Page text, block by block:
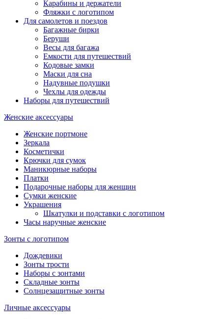
Карабины и держатели
Фляжки с логотипом
Для самолетов и поездов
Багажные бирки
Беруши
Весы для багажа
Емкости для путешествий
Кодовые замки
Маски для сна
Надувные подушки
Чехлы для одежды
Наборы для путешествий
Женские аксессуары
Женские портмоне
Зеркала
Косметички
Крючки для сумок
Маникюрные наборы
Платки
Подарочные наборы для женщин
Сумки женские
Украшения
Шкатулки и подставки с логотипом
Часы наручные женские
Зонты с логотипом
Дождевики
Зонты трости
Наборы с зонтами
Складные зонты
Солнцезащитные зонты
Личные аксессуары